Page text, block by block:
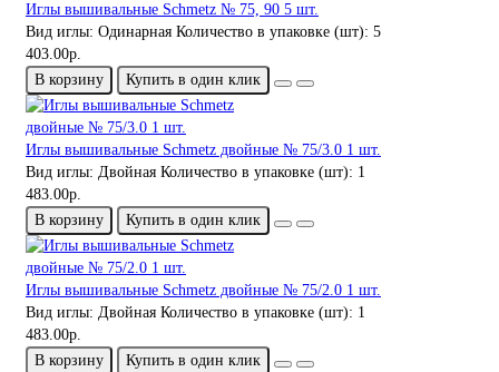
Иглы вышивальные Schmetz № 75, 90 5 шт.
Вид иглы: Одинарная Количество в упаковке (шт): 5
403.00р.
В корзину
Купить в один клик
Иглы вышивальные Schmetz двойные № 75/3.0 1 шт.
Вид иглы: Двойная Количество в упаковке (шт): 1
483.00р.
В корзину
Купить в один клик
Иглы вышивальные Schmetz двойные № 75/2.0 1 шт.
Вид иглы: Двойная Количество в упаковке (шт): 1
483.00р.
В корзину
Купить в один клик